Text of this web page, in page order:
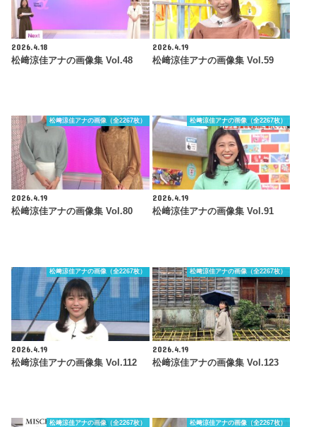
2026.4.18
松﨑涼佳アナの画像集 Vol.48
2026.4.19
松﨑涼佳アナの画像集 Vol.59
松﨑涼佳アナの画像（全2267枚）
2026.4.19
松﨑涼佳アナの画像集 Vol.80
松﨑涼佳アナの画像（全2267枚）
2026.4.19
松﨑涼佳アナの画像集 Vol.91
松﨑涼佳アナの画像（全2267枚）
2026.4.19
松﨑涼佳アナの画像集 Vol.112
松﨑涼佳アナの画像（全2267枚）
2026.4.19
松﨑涼佳アナの画像集 Vol.123
松﨑涼佳アナの画像（全2267枚） 松﨑涼佳アナの画像（全2267枚）